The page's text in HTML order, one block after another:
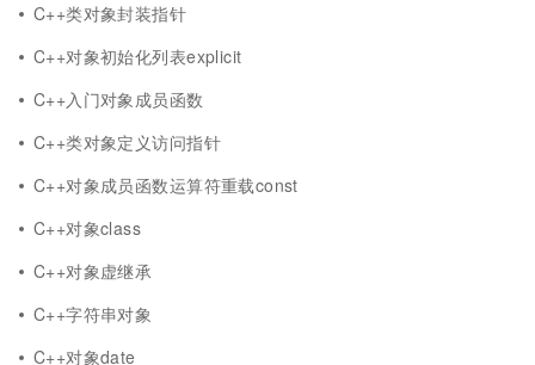
C++类对象封装指针
C++对象初始化列表explicit
C++入门对象成员函数
C++类对象定义访问指针
C++对象成员函数运算符重载const
C++对象class
C++对象虚继承
C++字符串对象
C++对象date